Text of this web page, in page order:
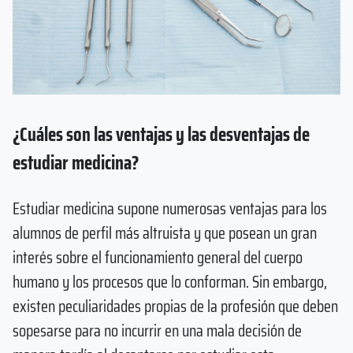
¿Cuáles son las ventajas y las desventajas de
estudiar medicina?
Estudiar medicina supone numerosas ventajas para los
alumnos de perfil más altruista y que posean un gran
interés sobre el funcionamiento general del cuerpo
humano y los procesos que lo conforman. Sin embargo,
existen peculiaridades propias de la profesión que deben
sopesarse para no incurrir en una mala decisión de